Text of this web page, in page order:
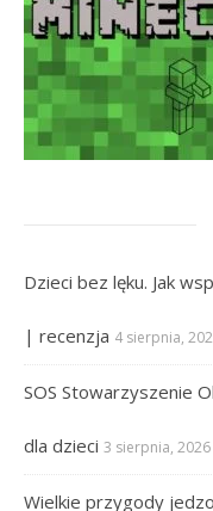
Dzieci bez lęku. Jak
| recenzja 4 sierpnia,
SOS Stowarzyszenie
dla dzieci 3 sierpnia, 2026
Wielkie przygody